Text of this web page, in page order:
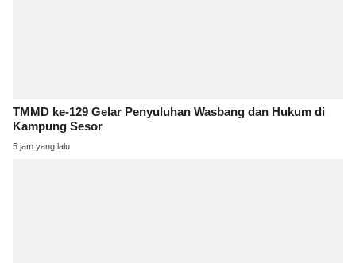
TMMD ke-129 Gelar Penyuluhan Wasbang dan Hukum di
Kampung Sesor
5 jam yang lalu